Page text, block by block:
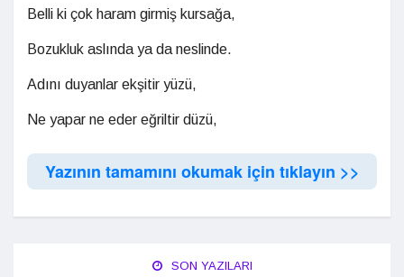
Belli ki çok haram girmiş kursağa,
Bozukluk aslında ya da neslinde.
Adını duyanlar ekşitir yüzü,
Ne yapar ne eder eğriltir düzü,
Yazının tamamını okumak için tıklayın >>
SON YAZILARI